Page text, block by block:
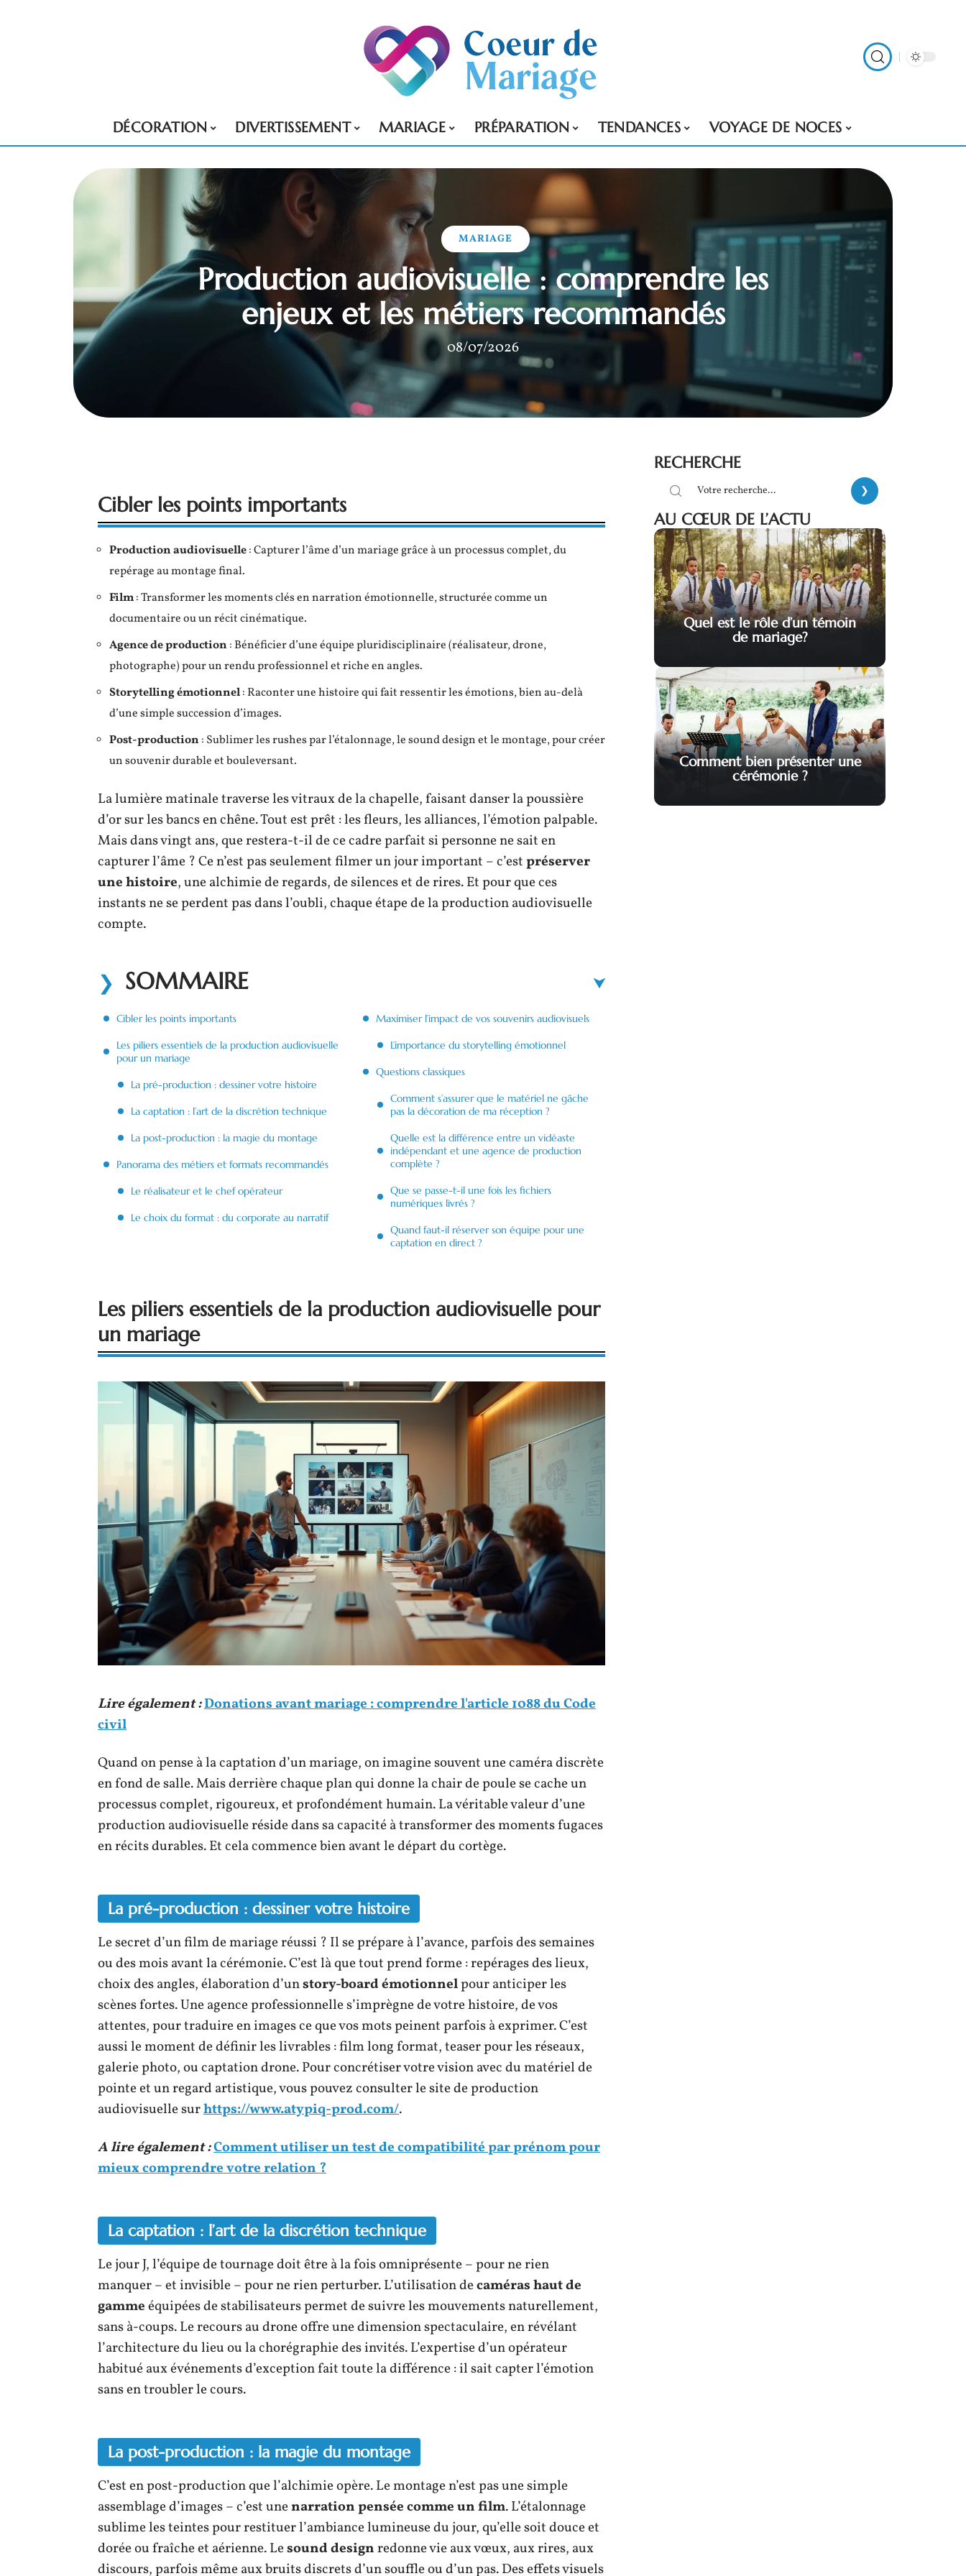
DÉCORATION DIVERTISSEMENT MARIAGE PRÉPARATION TENDANCES VOYAGE DE NOCES
MARIAGE
Production audiovisuelle : comprendre les
enjeux et les métiers recommandés
08/07/2026
Cibler les points importants
Production audiovisuelle: Capturer l’âme d’un mariage grâce à un processus complet, du
repérage au montage final.
Film: Transformer les moments clés en narration émotionnelle, structurée comme un
documentaire ou un récit cinématique.
Agence de production : Bénéficier d’une équipe pluridisciplinaire (réalisateur, drone,
photographe) pour un rendu professionnel et riche en angles.
Storytelling émotionnel: Raconter une histoire qui fait ressentir les émotions, bien au-delà
d’une simple succession d’images.
Post-production : Sublimer les rushes par l’étalonnage, le sound design et le montage, pour créer
un souvenir durable et bouleversant.
La lumière matinale traverse les vitraux de la chapelle, faisant danser la poussière
d’or sur les bancs en chêne. Tout est prêt : les fleurs, les alliances, l’émotion palpable.
Mais dans vingt ans, que restera-t-il de ce cadre parfait si personne ne sait en
capturer l’âme ? Ce n’est pas seulement filmer un jour important – c’estpréserver
une histoire, une alchimie de regards, de silences et de rires. Et pour que ces
instants ne se perdent pas dans l’oubli, chaque étape de la production audiovisuelle
compte.
SOMMAIRE
Cibler les points importants
Les piliers essentiels de la production audiovisuelle
pour un mariage
La pré-production : dessiner votre histoire
La captation : l’art de la discrétion technique
La post-production : la magie du montage
Panorama des métiers et formats recommandés
Le réalisateur et le chef opérateur
Le choix du format : du corporate au narratif
Maximiser l’impact de vos souvenirs audiovisuels
L’importance du storytelling émotionnel
Questions classiques
Comment s’assurer que le matériel ne gâche
pas la décoration de ma réception ?
Quelle est la différence entre un vidéaste
indépendant et une agence de production
complète ?
Que se passe-t-il une fois les fichiers
numériques livrés ?
Quand faut-il réserver son équipe pour une
captation en direct ?
Les piliers essentiels de la production audiovisuelle pour
un mariage
Lire également :Donations avant mariage : comprendre l'article 1088 du Code
civil
Quand on pense à la captation d’un mariage, on imagine souvent une caméra discrète
en fond de salle. Mais derrière chaque plan qui donne la chair de poule se cache un
processus complet, rigoureux, et profondément humain. La véritable valeur d’une
production audiovisuelle réside dans sa capacité à transformer des moments fugaces
en récits durables. Et cela commence bien avant le départ du cortège.
La pré-production : dessiner votre histoire
Le secret d’un film de mariage réussi ? Il se prépare à l’avance, parfois des semaines
ou des mois avant la cérémonie. C’est là que tout prend forme : repérages des lieux,
choix des angles, élaboration d’unstory-board émotionnelpour anticiper les
scènes fortes. Une agence professionnelle s’imprègne de votre histoire, de vos
attentes, pour traduire en images ce que vos mots peinent parfois à exprimer. C’est
aussi le moment de définir les livrables : film long format, teaser pour les réseaux,
galerie photo, ou captation drone. Pour concrétiser votre vision avec du matériel de
pointe et un regard artistique, vous pouvez consulter le site de production
audiovisuelle surhttps://www.atypiq-prod.com/.
A lire également :Comment utiliser un test de compatibilité par prénom pour
mieux comprendre votre relation ?
La captation : l’art de la discrétion technique
Le jour J, l’équipe de tournage doit être à la fois omniprésente – pour ne rien
manquer – et invisible – pour ne rien perturber. L’utilisation decaméras haut de
gammeéquipées de stabilisateurs permet de suivre les mouvements naturellement,
sans à-coups. Le recours au drone offre une dimension spectaculaire, en révélant
l’architecture du lieu ou la chorégraphie des invités. L’expertise d’un opérateur
habitué aux événements d’exception fait toute la différence : il sait capter l’émotion
sans en troubler le cours.
La post-production : la magie du montage
C’est en post-production que l’alchimie opère. Le montage n’est pas une simple
assemblage d’images – c’est unenarration pensée comme un film. L’étalonnage
sublime les teintes pour restituer l’ambiance lumineuse du jour, qu’elle soit douce et
dorée ou fraîche et aérienne. Lesound designredonne vie aux vœux, aux rires, aux
discours, parfois même aux bruits discrets d’un souffle ou d’un pas. Des effets visuels
RECHERCHE
AU CŒUR DE L’ACTU
Quel est le rôle d’un témoin
de mariage?
Comment bien présenter une
cérémonie ?